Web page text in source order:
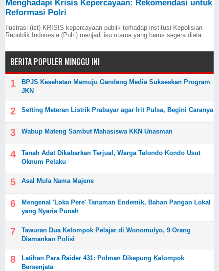
Menghadapi Krisis Kepercayaan: Rekomendasi untuk
Reformasi Polri
Ilustrasi (ist) KRISIS kepercayaan publik terhadap institusi Kepolisian
Republik Indonesia (Polri) menjadi isu utama yang harus segera diata...
BERITA POPULER MINGGU INI
BPJS Kesehatan Mamuju Gandeng Media Sukseskan Program
JKN
Setting Meteran Listrik Prabayar agar Irit Pulsa, Begini Caranya
Wabup Mateng Sambut Mahasiswa KKN Unasman
Tanah Adat Dikabarkan Terjual, Warga Talondo Kondo Usut
Oknum Pelaku
Asal Mula Nama Majene
Mengenal 'Loka Pere' Tanaman Endemik, Bahan Pangan Lokal
yang Nyaris Punah
Tawuran Dua Kelompok Pelajar di Wonomulyo, 9 Orang
Diamankan Polisi
Latihan Para Raider 431: Polman Dikepung Kelompok
Bersenjata